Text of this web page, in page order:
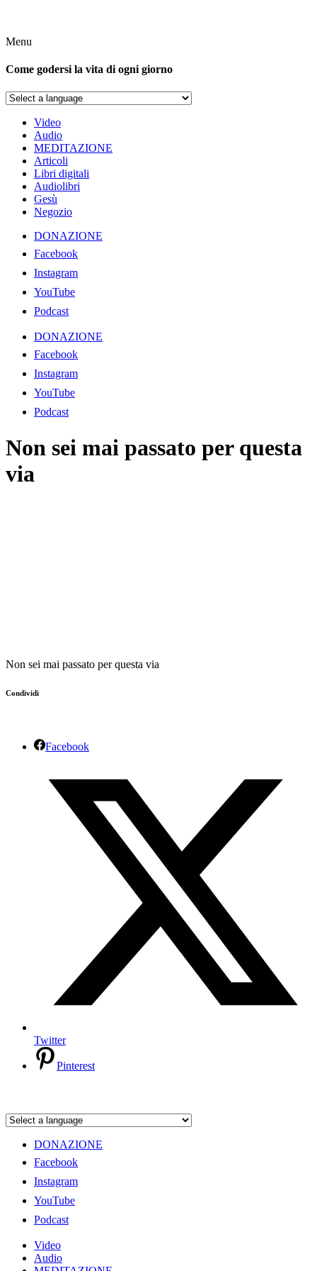
Menu
Come godersi la vita di ogni giorno
Video
Audio
MEDITAZIONE
Articoli
Libri digitali
Audiolibri
Gesù
Negozio
DONAZIONE
Facebook
Instagram
YouTube
Podcast
DONAZIONE
Facebook
Instagram
YouTube
Podcast
Non sei mai passato per questa
via
Non sei mai passato per questa via
Condividi
Facebook
Twitter
Pinterest
DONAZIONE
Facebook
Instagram
YouTube
Podcast
Video
Audio